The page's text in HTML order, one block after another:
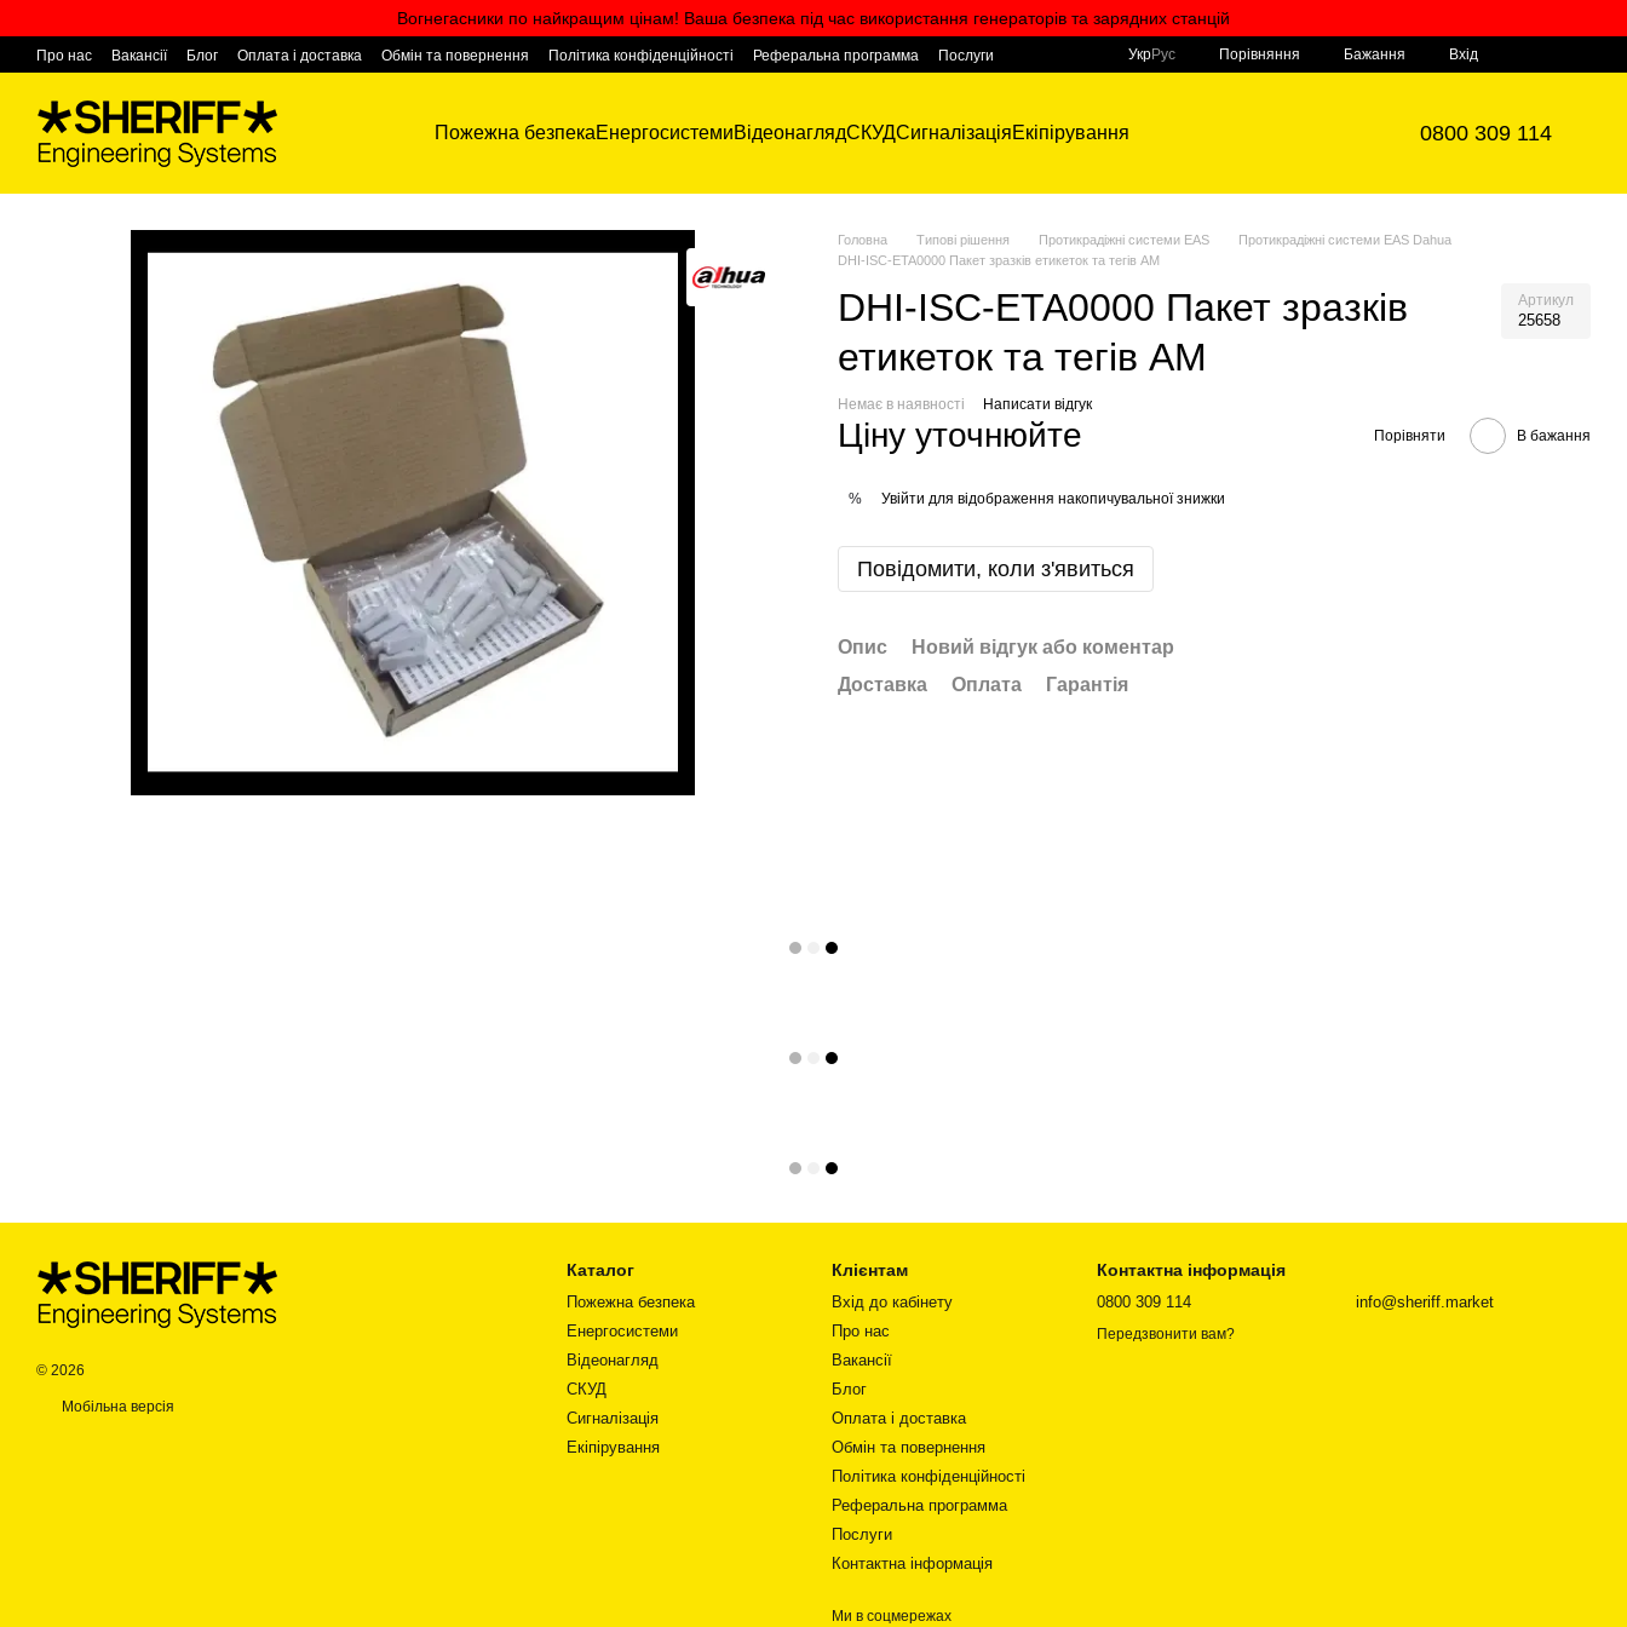
Вогнегасники по найкращим цінам! Ваша безпека під час використання генераторів та зарядних станцій
Про нас Вакансії Блог Оплата і доставка Обмін та повернення Політика конфіденційності Реферальна программа
Послуги
УкрРус Порівняння Бажання Вхід
Пожежна безпекаЕнергосистемиВідеонаглядСКУДСигналізаціяЕкіпірування 0800 309 114
Головна Типові рішення Протикрадіжні системи EAS
Протикрадіжні системи EAS Dahua
DHI-ISC-ETA0000 Пакет зразків етикеток та тегів AM
DHI-ISC-ETA0000 Пакет зразків
етикеток та тегів AM
Артикул
25658
Немає в наявності Написати відгук
Ціну уточнюйте Порівняти В бажання
% Увійти для відображення накопичувальної знижки
Повідомити, коли з'явиться
Опис
Новий відгук або коментар
Доставка
Оплата Гарантія
© 2026
Мобільна версія
Каталог
Пожежна безпека
Енергосистеми
Відеонагляд
СКУД
Сигналізація
Екіпірування
Клієнтам
Вхід до кабінету
Про нас
Вакансії
Блог
Оплата і доставка
Обмін та повернення
Політика конфіденційності
Реферальна программа
Послуги
Контактна інформація
Ми в соцмережах
Контактна інформація
0800 309 114
Передзвонити вам?
info@sheriff.market